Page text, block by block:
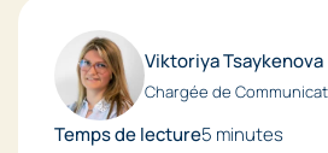
Viktoriya Tsaykenova
Chargée de
Temps de lecture5 minutes